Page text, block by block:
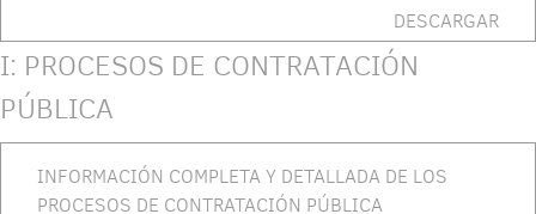
DESCARGAR
I: PROCESOS DE CONTRATACIÓN
PÚBLICA
INFORMACIÓN COMPLETA Y DETALLADA DE LOS
PROCESOS DE CONTRATACIÓN PÚBLICA